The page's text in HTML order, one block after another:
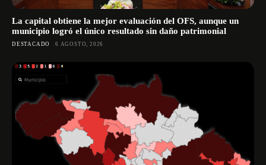
La capital obtiene la mejor evaluación del OFS, aunque un
municipio logró el único resultado sin daño patrimonial
DESTACADO 6 AGOSTO, 2026